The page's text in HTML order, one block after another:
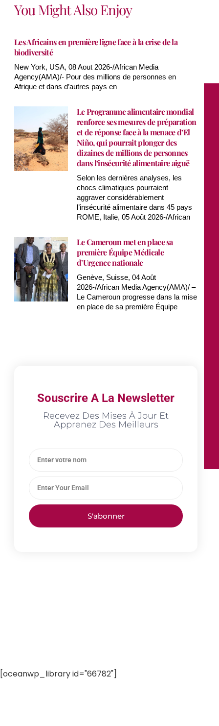
You Might Also Enjoy
Les Africains en première ligne face à la crise de la
biodiversité
New York, USA, 08 Aout 2026-/African Media
Agency(AMA)/- Pour des millions de personnes en
Afrique et dans d’autres pays en
Le Programme alimentaire mondial
renforce ses mesures de préparation
et de réponse face à la menace d’El
Niño, qui pourrait plonger des
dizaines de millions de personnes
dans l’insécurité alimentaire aiguë
Selon les dernières analyses, les
chocs climatiques pourraient
aggraver considérablement
l’insécurité alimentaire dans 45 pays
ROME, Italie, 05 Août 2026-/African
Le Cameroun met en place sa
première Équipe Médicale
d’Urgence nationale
Genève, Suisse, 04 Août
2026-/African Media Agency(AMA)/ –
Le Cameroun progresse dans la mise
en place de sa première Équipe
Souscrire A La Newsletter
Recevez Des Mises À Jour Et
Apprenez Des Meilleurs
S'abonner
[oceanwp_library id="66782"]